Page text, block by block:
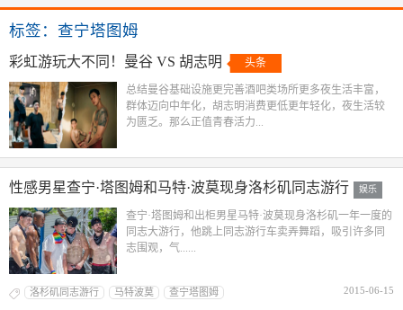
标签：查宁塔图姆
彩虹游玩大不同！曼谷 VS 胡志明 头条
总结曼谷基础设施更完善酒吧类场所更多夜生活丰富，
群体迈向中年化，胡志明消费更低更年轻化，夜生活较
为匮乏。那么正值青春活力...
性感男星查宁·塔图姆和马特·波莫现身洛杉矶同志游行 娱乐
查宁·塔图姆和出柜男星马特·波莫现身洛杉矶一年一度的
同志大游行，他跳上同志游行车卖弄舞蹈，吸引许多同
志围观，气......
洛杉矶同志游行 马特波莫 查宁塔图姆 2015-06-15